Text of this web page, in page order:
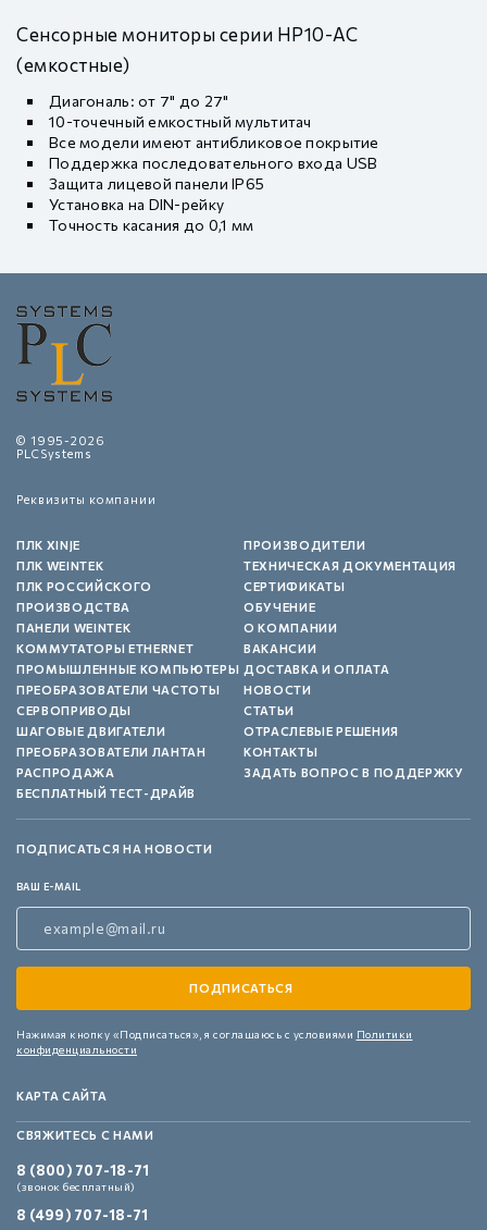
Сенсорные мониторы серии HP10-AC
(емкостные)
Диагональ: от 7" до 27"
10-точечный емкостный мультитач
Все модели имеют антибликовое покрытие
Поддержка последовательного входа USB
Защита лицевой панели IP65
Установка на DIN-рейку
Точность касания до 0,1 мм
© 1995-2026
PLCSystems
Реквизиты компании
ПЛК XINJE
ПЛК WEINTEK
ПЛК РОССИЙСКОГО
ПРОИЗВОДСТВА
ПАНЕЛИ WEINTEK
КОММУТАТОРЫ ETHERNET
ПРОМЫШЛЕННЫЕ КОМПЬЮТЕРЫ
ПРЕОБРАЗОВАТЕЛИ ЧАСТОТЫ
СЕРВОПРИВОДЫ
ШАГОВЫЕ ДВИГАТЕЛИ
ПРЕОБРАЗОВАТЕЛИ ЛАНТАН
РАСПРОДАЖА
БЕСПЛАТНЫЙ ТЕСТ-ДРАЙВ
ПРОИЗВОДИТЕЛИ
ТЕХНИЧЕСКАЯ ДОКУМЕНТАЦИЯ
СЕРТИФИКАТЫ
ОБУЧЕНИЕ
О КОМПАНИИ
ВАКАНСИИ
ДОСТАВКА И ОПЛАТА
НОВОСТИ
СТАТЬИ
ОТРАСЛЕВЫЕ РЕШЕНИЯ
КОНТАКТЫ
ЗАДАТЬ ВОПРОС В ПОДДЕРЖКУ
ПОДПИСАТЬСЯ НА НОВОСТИ
ВАШ E-MAIL
Нажимая кнопку «Подписаться», я соглашаюсь с условиями Политики
конфиденциальности
КАРТА САЙТА
СВЯЖИТЕСЬ С НАМИ
8 (800) 707-18-71
(звонок бесплатный)
8 (499) 707-18-71